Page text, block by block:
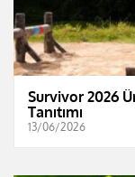
Survivor 2026
Tanıtımı
13/06/2026